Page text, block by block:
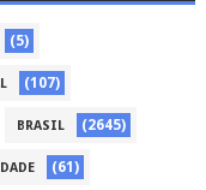
(5)
(107)
BRASIL (2645)
(61)